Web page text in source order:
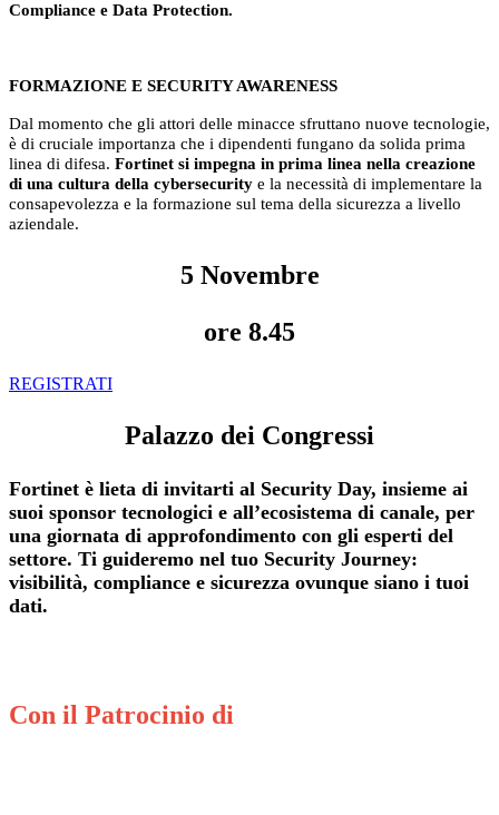
Compliance e Data Protection.
FORMAZIONE E SECURITY AWARENESS
Dal momento che gli attori delle minacce sfruttano nuove tecnologie,
è di cruciale importanza che i dipendenti fungano da solida prima
linea di difesa. Fortinet si impegna in prima linea nella creazione
di una cultura della cybersecurity e la necessità di implementare la
consapevolezza e la formazione sul tema della sicurezza a livello
aziendale.
5 Novembre
ore 8.45
REGISTRATI
Palazzo dei Congressi
Fortinet è lieta di invitarti al Security Day, insieme ai
suoi sponsor tecnologici e all’ecosistema di canale, per
una giornata di approfondimento con gli esperti del
settore. Ti guideremo nel tuo Security Journey:
visibilità, compliance e sicurezza ovunque siano i tuoi
dati.
Con il Patrocinio di